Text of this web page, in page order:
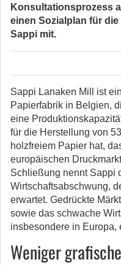
Konsultationsprozess
einen Sozialplan für
Sappi mit.
Sappi Lanaken Mill ist
Papierfabrik in Belgien,
eine
für die Herstellung von
holzfreiem Papier hat,
europäischen
Schließung nennt Sappi
Wirtschaftsabschwung,
erwartet. Gedrückte
sowie das schwache
insbesondere in Europa,
Weniger